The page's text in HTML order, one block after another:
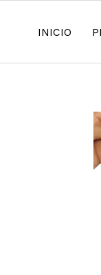
INICIO